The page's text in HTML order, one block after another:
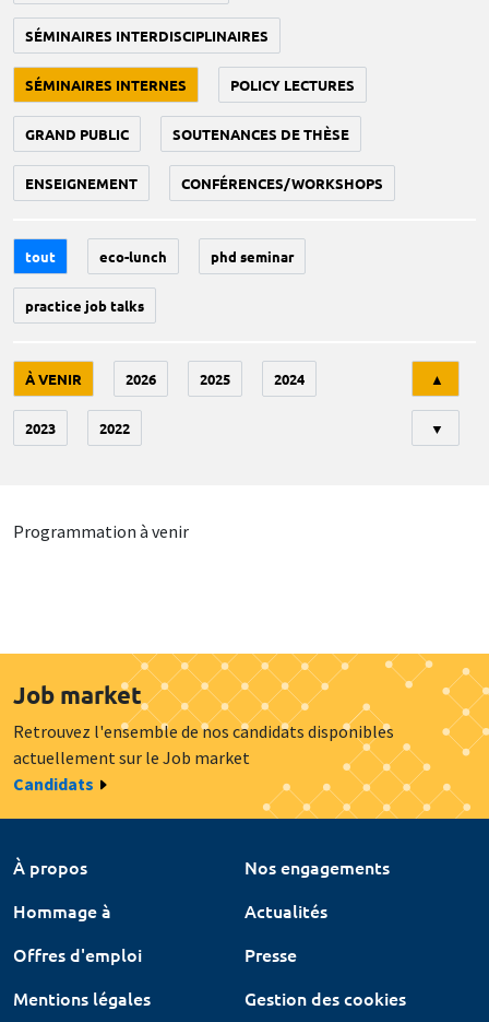
SÉMINAIRES INTERDISCIPLINAIRES
SÉMINAIRES INTERNES POLICY LECTURES
GRAND PUBLIC SOUTENANCES DE THÈSE
ENSEIGNEMENT CONFÉRENCES/WORKSHOPS
tout eco-lunch phd seminar
practice job talks
À VENIR 2026 2025 2024
2023 2022
▲
▼
Programmation à venir
Job market
Retrouvez l'ensemble de nos candidats disponibles
actuellement sur le Job market
Candidats
À propos
Nos engagements
Hommage à
Actualités
Offres d'emploi
Presse
Mentions légales
Gestion des cookies